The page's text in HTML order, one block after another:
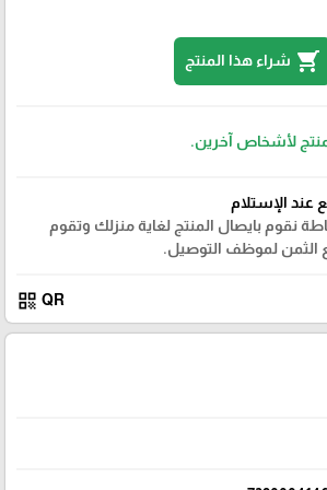
shopping_cart شراء هذا المنتج
لأشخاص آخرين.
عند الإستلام
نقوم بايصال المنتج لغاية منزلك وتقوم
الثمن لموظف التوصيل.
QR
qr_code